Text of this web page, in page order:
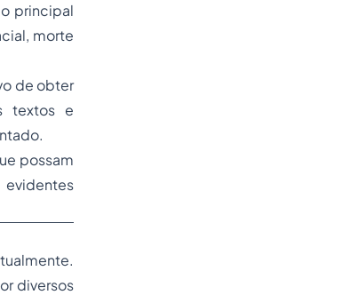
principal
morte
de obter
textos e
possam
evidentes
diversos